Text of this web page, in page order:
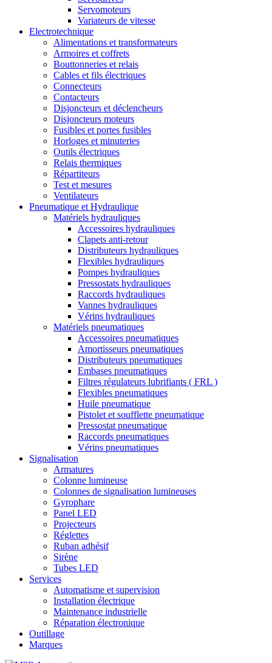
Servomoteurs
Variateurs de vitesse
Electrotechnique
Alimentations et transformateurs
Armoires et coffrets
Bouttonneries et relais
Cables et fils électriques
Connecteurs
Contacteurs
Disjoncteurs et déclencheurs
Disjoncteurs moteurs
Fusibles et portes fusibles
Horloges et minuteries
Outils électriques
Relais thermiques
Répartiteurs
Test et mesures
Ventilateurs
Pneumatique et Hydraulique
Matériels hydrauliques
Accessoires hydrauliques
Clapets anti-retour
Distributeurs hydrauliques
Flexibles hydrauliques
Pompes hydrauliques
Pressostats hydrauliques
Raccords hydrauliques
Vannes hydrauliques
Vérins hydrauliques
Matériels pneumatiques
Accessoires pneumatiques
Amortisseurs pneumatiques
Distributeurs pneumatiques
Embases pneumatiques
Filtres régulateurs lubrifiants ( FRL )
Flexibles pneumatiques
Huile pneumatique
Pistolet et soufflette pneumatique
Pressostat pneumatique
Raccords pneumatiques
Vérins pneumatiques
Signalisation
Armatures
Colonne lumineuse
Colonnes de signalisation lumineuses
Gyrophare
Panel LED
Projecteurs
Réglettes
Ruban adhésif
Sirène
Tubes LED
Services
Automatisme et supervision
Installation électrique
Maintenance industrielle
Réparation électronique
Outillage
Marques